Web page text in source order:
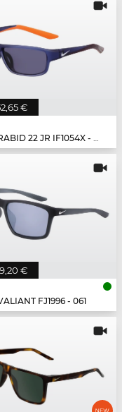
€
22 JR IF1054X - 492
€
FJ1996 - 061